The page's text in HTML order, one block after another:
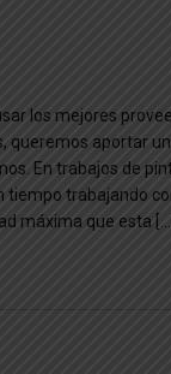
los mejores
queremos aportar
En trabajos de
tiempo trabajando
máxima que esta […]